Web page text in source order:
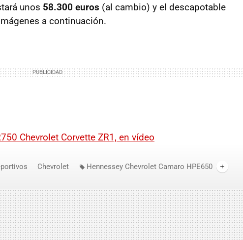
unos 58.300 euros (al cambio) y el descapotable
a continuación.
Chevrolet Corvette ZR1, en vídeo
Chevrolet
Hennessey Chevrolet Camaro HPE650